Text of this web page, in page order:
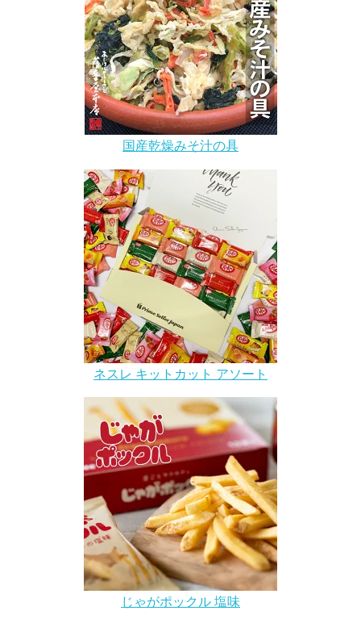
国産乾燥みそ汁の具
ネスレ キットカット アソート
じゃがポックル 塩味